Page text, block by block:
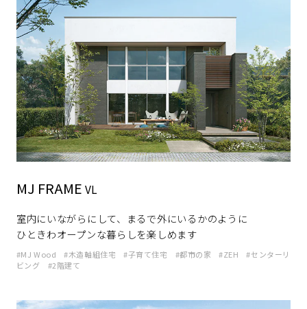
MJ FRAME VL
室内にいながらにして、まるで外にいるかのように
ひときわオープンな暮らしを楽しめます
MJ Wood 木造軸組住宅 子育て住宅 都市の家 ZEH
センターリ
ビング
2階建て